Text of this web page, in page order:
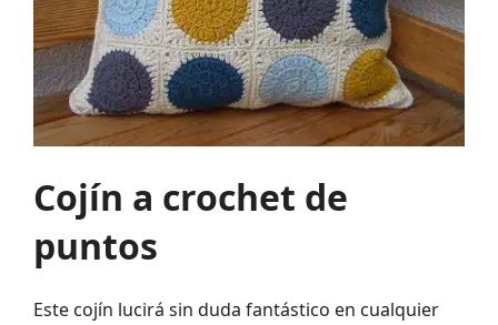
Cojín a crochet de
puntos
Este cojín lucirá sin duda fantástico en cualquier